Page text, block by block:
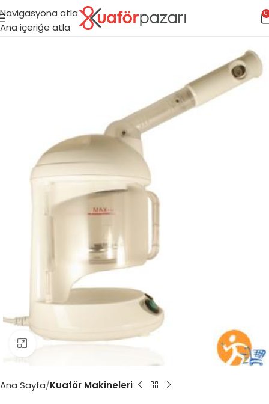
Navigasyona atla
Ana içeriğe atla
0
Büyütmek için tıklayın
Ana Sayfa Kuaför Makineleri